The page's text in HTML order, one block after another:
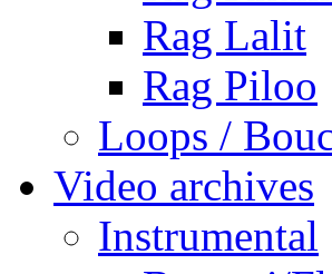
Rag Lalit
Rag Piloo
Loops /
Video archives
Instrumental